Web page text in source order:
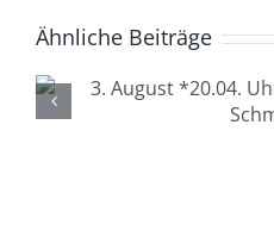
Ähnliche Beiträge
4.